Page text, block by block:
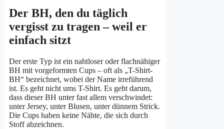
Der BH, den du täglich
vergisst zu tragen – weil er
einfach sitzt
Der erste Typ ist ein nahtloser oder flachnähiger
BH mit vorgeformten Cups – oft als „T-Shirt-
BH“ bezeichnet, wobei der Name irreführend
ist. Es geht nicht ums T-Shirt. Es geht darum,
dass dieser BH unter fast allem verschwindet:
unter Jersey, unter Blusen, unter dünnem Strick.
Die Cups haben keine Nähte, die sich durch
Stoff abzeichnen.